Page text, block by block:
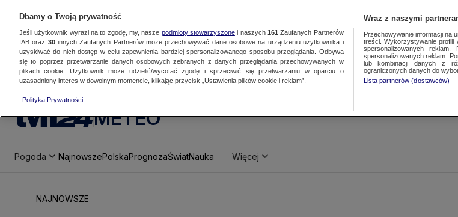
METEO
Pogoda NajnowszePolskaPrognozaŚwiatNauka Więcej
NAJNOWSZE
Dbamy o Twoją prywatność
Jeśli użytkownik wyrazi na to zgodę, my, nasze podmioty stowarzyszonei naszych 161 Zaufanych Partnerów
IAB oraz 30innych Zaufanych Partnerów może przechowywać dane osobowe na urządzeniu użytkownika i
uzyskiwać do nich dostęp w celu zapewnienia bardziej spersonalizowanego sposobu przeglądania. Odbywa
się to poprzez przetwarzanie danych osobowych zebranych z danych przeglądania przechowywanych w
plikach cookie. Użytkownik może udzielić/wycofać zgodę i sprzeciwić się przetwarzaniu w oparciu o
uzasadniony interes w dowolnym momencie, klikając przycisk „Ustawienia plików cookie i reklam”.
Polityka Prywatności
Wraz z naszymi
Przechowywanie informacji na
treści. Wykorzystywanie profili
spersonalizowanych
spersonalizowanych reklam.
lub kombinacji danych z
ograniczonych danych do
Lista partnerów (dostawców)